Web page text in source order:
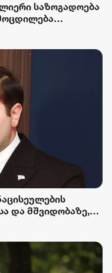
საზოგადოება
ომის ტრაგედია,
და მშვიდობაზე,
და კვლავაც